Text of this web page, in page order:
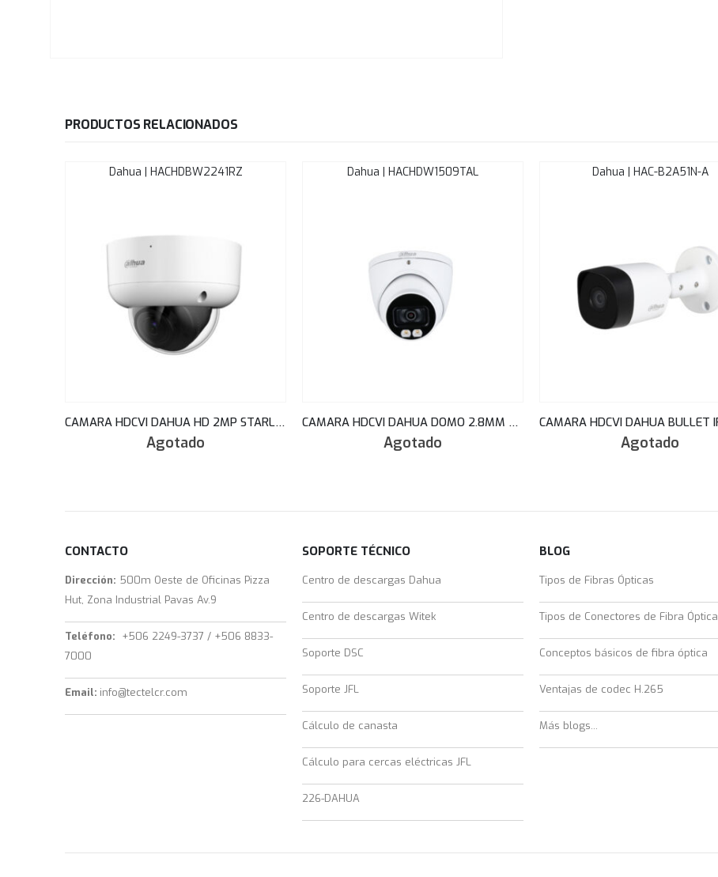
PRODUCTOS RELACIONADOS
Dahua | HACHDBW2241RZ
CAMARA HDCVI DAHUA HD 2MP STARLIGHT IP67 IK10 30M 2.7-13.5 VARIFOCAL MOTO WDR HAC-HDBW2241RAN-Z-A
Agotado
Dahua | HACHDW1509TAL
CAMARA HDCVI DAHUA DOMO 2.8MM FULL-COLOR 5MP METAL STARLIGHT 40M LED MIC/AUDIO HAC-HDW1509TN-A-LED
Agotado
Dahua | HAC-B2A51N-A
Agotado
CONTACTO
Dirección: 500m Oeste de Oficinas Pizza
Hut, Zona Industrial Pavas Av.9
Teléfono: +506 2249-3737 / +506 8833-
7000
Email: info@tectelcr.com
SOPORTE TÉCNICO
Centro de descargas Dahua
Centro de descargas Witek
Soporte DSC
Soporte JFL
Cálculo de canasta
Cálculo para cercas eléctricas JFL
226-DAHUA
BLOG
Tipos de Fibras Ópticas
Tipos de Conectores de Fibra Óptica
Conceptos básicos de fibra óptica
Ventajas de codec H.265
Más blogs...